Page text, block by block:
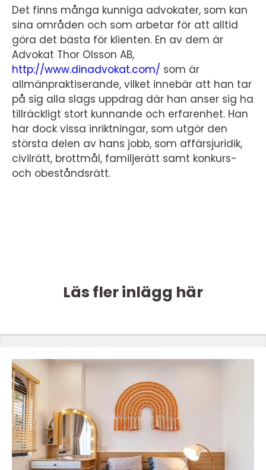
Det finns många kunniga advokater, som kan
sina områden och som arbetar för att alltid
göra det bästa för klienten. En av dem är
Advokat Thor Olsson AB,
http://www.dinadvokat.com/ som är
allmänpraktiserande, vilket innebär att han tar
på sig alla slags uppdrag där han anser sig ha
tillräckligt stort kunnande och erfarenhet. Han
har dock vissa inriktningar, som utgör den
största delen av hans jobb, som affärsjuridik,
civilrätt, brottmål, familjerätt samt konkurs-
och obeståndsrätt.
Läs fler inlägg här